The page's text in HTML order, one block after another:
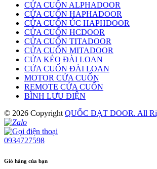
CỬA CUỐN ALPHADOOR
CỬA CUỐN HAPHADOOR
CỬA CUỐN ÚC HAPHDOOR
CỬA CUỐN HCDOOR
CỬA CUỐN TITADOOR
CỬA CUỐN MITADOOR
CỬA KÉO ĐÀI LOAN
CỬA CUỐN ĐÀI LOAN
MOTOR CỬA CUỐN
REMOTE CỬA CUỐN
BÌNH LƯU ĐIỆN
© 2026 Copyright QUỐC ĐẠT DOOR. All
0934727598
Giỏ hàng của bạn